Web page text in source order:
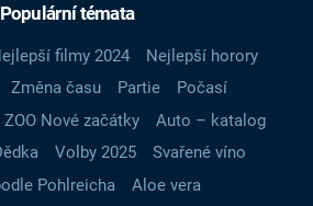
Populární témata
filmy 2024
Nejlepší horory
Změna času Partie
Počasí
ZOO Nové začátky
Auto – katalog
Volby 2025
Svařené víno
Pohlreicha
Aloe vera